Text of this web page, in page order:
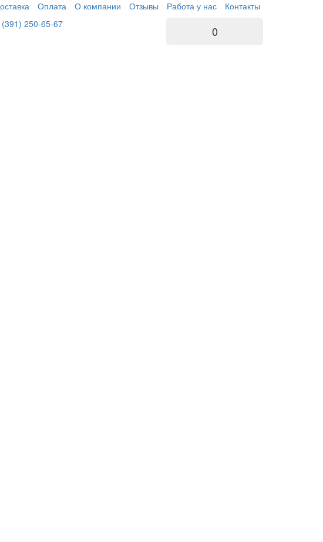
Оплата О компании Отзывы Работа у нас
Контакты
250-65-67
0